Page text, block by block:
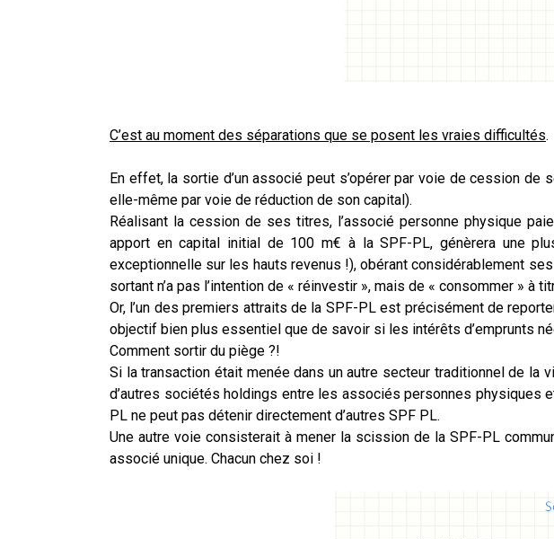
C’est au moment des séparations que se posent les vraies difficultés.
En effet, la sortie d’un associé peut s’opérer par voie de cession
elle-même par voie de réduction de son capital).
Réalisant la cession de ses titres, l’associé personne physique
apport en capital initial de 100 m€ à la SPF-PL, génèrera une
exceptionnelle sur les hauts revenus !), obérant considérablement
sortant n’a pas l’intention de « réinvestir », mais de « consommer » à
Or, l’un des premiers attraits de la SPF-PL est précisément de
objectif bien plus essentiel que de savoir si les intérêts d’emprunts
Comment sortir du piège ?!
Si la transaction était menée dans un autre secteur traditionnel de la
d’autres sociétés holdings entre les associés personnes physiques
PL ne peut pas détenir directement d’autres SPF PL.
Une autre voie consisterait à mener la scission de la SPF-PL
associé unique. Chacun chez soi !